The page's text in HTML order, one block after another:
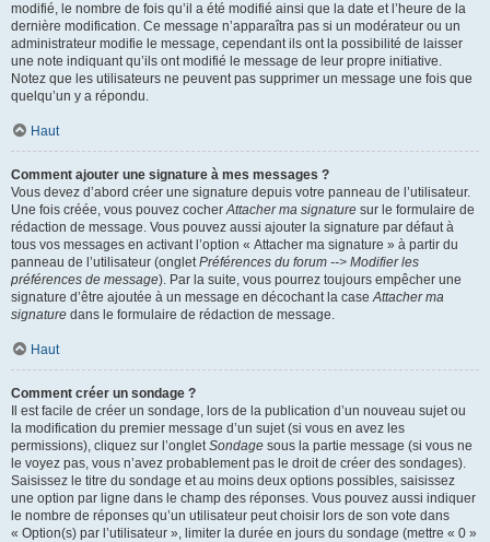
modifié, le nombre de fois qu’il a été modifié ainsi que la date et l’heure de la
dernière modification. Ce message n’apparaîtra pas si un modérateur ou un
administrateur modifie le message, cependant ils ont la possibilité de laisser
une note indiquant qu’ils ont modifié le message de leur propre initiative.
Notez que les utilisateurs ne peuvent pas supprimer un message une fois que
quelqu’un y a répondu.
Haut
Comment ajouter une signature à mes messages ?
Vous devez d’abord créer une signature depuis votre panneau de l’utilisateur.
Une fois créée, vous pouvez cocherAttacher ma signature sur le formulaire de
rédaction de message. Vous pouvez aussi ajouter la signature par défaut à
tous vos messages en activant l’option « Attacher ma signature » à partir du
panneau de l’utilisateur (ongletPréférences du forum --> Modifier les
préférences de message). Par la suite, vous pourrez toujours empêcher une
signature d’être ajoutée à un message en décochant la caseAttacher ma
signature dans le formulaire de rédaction de message.
Haut
Comment créer un sondage ?
Il est facile de créer un sondage, lors de la publication d’un nouveau sujet ou
la modification du premier message d’un sujet (si vous en avez les
permissions), cliquez sur l’ongletSondage sous la partie message (si vous ne
le voyez pas, vous n’avez probablement pas le droit de créer des sondages).
Saisissez le titre du sondage et au moins deux options possibles, saisissez
une option par ligne dans le champ des réponses. Vous pouvez aussi indiquer
le nombre de réponses qu’un utilisateur peut choisir lors de son vote dans
« Option(s) par l’utilisateur », limiter la durée en jours du sondage (mettre « 0 »